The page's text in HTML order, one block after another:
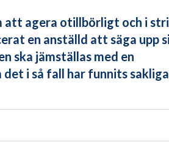
att agera otillbörligt och i
en anställd att säga upp
ska jämställas med en
i så fall har funnits sakliga